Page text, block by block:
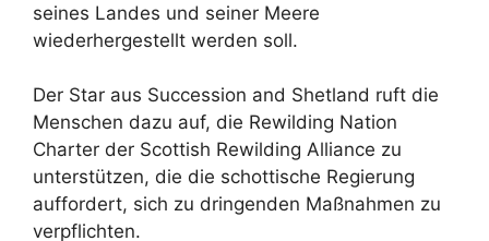
seines Landes und seiner Meere
wiederhergestellt werden soll.
Der Star aus Succession and Shetland ruft die
Menschen dazu auf, die Rewilding Nation
Charter der Scottish Rewilding Alliance zu
unterstützen, die die schottische Regierung
auffordert, sich zu dringenden Maßnahmen zu
verpflichten.